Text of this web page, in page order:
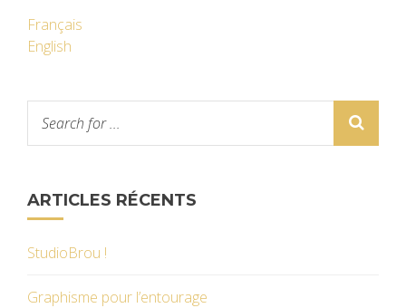
Français
English
ARTICLES RÉCENTS
StudioBrou !
Graphisme pour l’entourage